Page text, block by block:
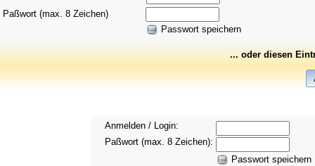
Paßwort (max. 8 Zeichen)
Passwort speichern
... oder diesen
Anmelden / Login:
Paßwort (max. 8 Zeichen):
Passwort speichern